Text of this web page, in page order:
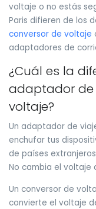
voltaje o no estás
Paris difieren de los
conversor de voltaje
adaptadores de
¿Cuál es la
adaptador de
voltaje?
Un adaptador de
enchufar tus
de países
No cambia el voltaje
Un conversor de
convierte el voltaje